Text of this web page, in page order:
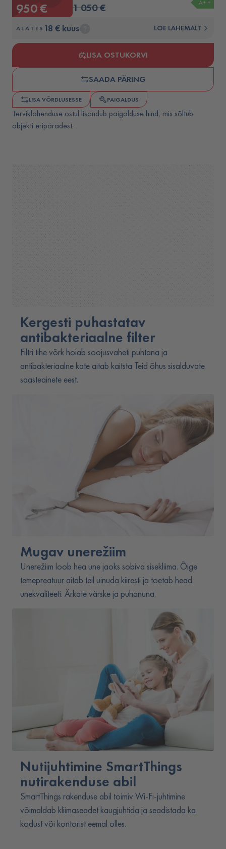
950 € 1 050 € A++
ALATES 18 € kuus LOE LÄHEMALT
LISA OSTUKORVI
SAADA PÄRING
LISA VÕRDLUSESSE PAIGALDUS
Terviklahenduse ostul lisandub paigalduse hind, mis sõltub
objekti eripäradest.
Kergesti puhastatav
antibakteriaalne filter
Filtri tihe võrk hoiab soojusvaheti puhtana ja
antibakteriaalne kate aitab kaitsta Teid õhus sisalduvate
saasteainete eest.
Mugav unerežiim
Unerežiim loob hea une jaoks sobiva sisekliima. Õige
temepreatuur aitab teil uinuda kiiresti ja toetab head
unekvaliteeti. Ärkate värske ja puhanuna.
Nutijuhtimine SmartThings
nutirakenduse abil
SmartThings rakenduse abil toimiv Wi-Fi-juhtimine
võimaldab kliimaseadet kaugjuhtida ja seadistada ka
kodust või kontorist eemal olles.